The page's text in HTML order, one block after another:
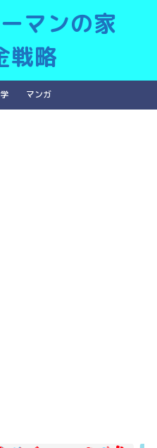
マンの家
戦略
マンガ